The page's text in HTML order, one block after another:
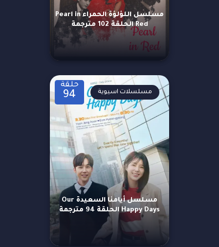
مسلسل اللؤلؤة الحمراء Pearl in
Red الحلقة 102 مترجمة
حلقة
94
مسلسل أيامنا السعيدة Our
Happy Days الحلقة 94 مترجمة
مسلسلات اسيوية